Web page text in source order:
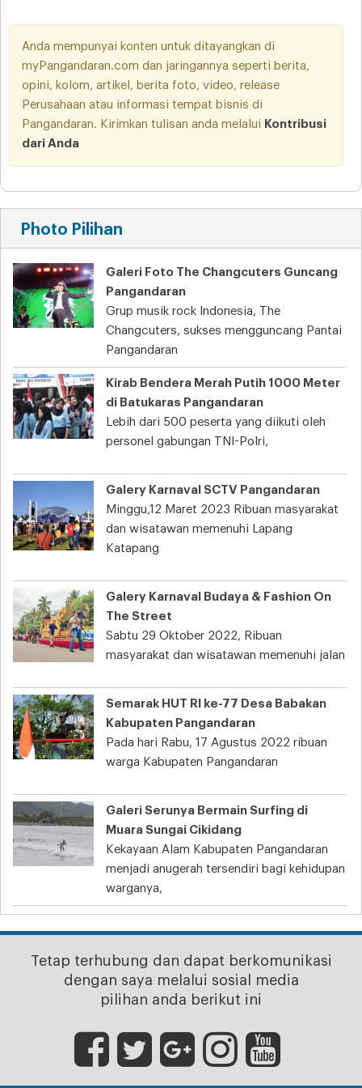
Anda mempunyai konten untuk ditayangkan di
myPangandaran.com dan jaringannya seperti berita,
opini, kolom, artikel, berita foto, video, release
Perusahaan atau informasi tempat bisnis di
Pangandaran. Kirimkan tulisan anda melalui Kontribusi
dari Anda
Photo Pilihan
Galeri Foto The Changcuters Guncang
Pangandaran
Grup musik rock Indonesia, The
Changcuters, sukses mengguncang Pantai
Pangandaran
Kirab Bendera Merah Putih 1000 Meter
di Batukaras Pangandaran
Lebih dari 500 peserta yang diikuti oleh
personel gabungan TNI-Polri,
Galery Karnaval SCTV Pangandaran
Minggu,12 Maret 2023 Ribuan masyarakat
dan wisatawan memenuhi Lapang
Katapang
Galery Karnaval Budaya & Fashion On
The Street
Sabtu 29 Oktober 2022, Ribuan
masyarakat dan wisatawan memenuhi jalan
Semarak HUT RI ke-77 Desa Babakan
Kabupaten Pangandaran
Pada hari Rabu, 17 Agustus 2022 ribuan
warga Kabupaten Pangandaran
Galeri Serunya Bermain Surfing di
Muara Sungai Cikidang
Kekayaan Alam Kabupaten Pangandaran
menjadi anugerah tersendiri bagi kehidupan
warganya,
Tetap terhubung dan dapat berkomunikasi
dengan saya melalui sosial media
pilihan anda berikut ini